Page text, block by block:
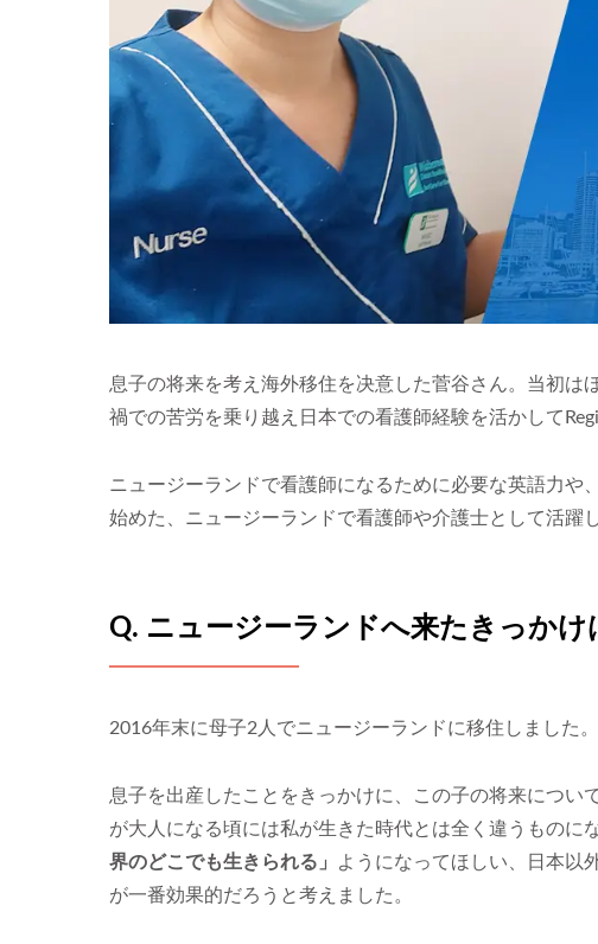
息子の将来を考え海外移住を决意した菅谷さん。当初
禍での苦労を乗り越え日本での看護師経験を活かして
ニュージーランドで看護師になるために必要な英語力や
始めた、ニュージーランドで看護師や介護士として活躍
Q. ニュージーランドへ来たきっかけ
2016年末に母子2人でニュージーランドに移住しました。
息子を出産したことをきっかけに、この子の将来につ
が大人になる頃には私が生きた時代とは全く違うものに
界のどこでも生きられる」
ようになってほしい、日本以
が一番効果的だろうと考えました。